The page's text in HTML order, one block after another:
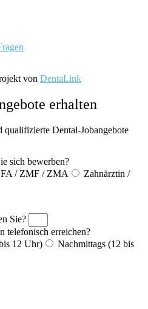
von DentaLink
erhalten
Dental-Jobangebote
sich bewerben?
/ ZMF / ZMA
Zahnärztin /
Sie?
telefonisch erreichen?
12 Uhr)
Nachmittags (12 bis